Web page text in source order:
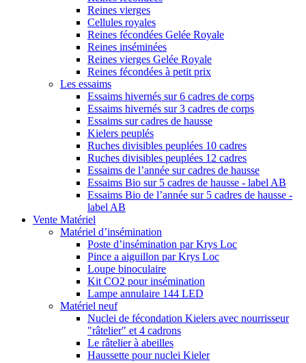
Reines vierges
Cellules royales
Reines fécondées Gelée Royale
Reines inséminées
Reines vierges Gelée Royale
Reines fécondées à petit prix
Les essaims
Essaims hivernés sur 6 cadres de corps
Essaims hivernés sur 3 cadres de corps
Essaims sur cadres de hausse
Kielers peuplés
Ruches divisibles peuplées 10 cadres
Ruches divisibles peuplées 12 cadres
Essaims de l’année sur cadres de hausse
Essaims Bio sur 5 cadres de hausse - label AB
Essaims Bio de l’année sur 5 cadres de hausse -
label AB
Vente Matériel
Matériel d’insémination
Poste d’insémination par Krys Loc
Pince a aiguillon par Krys Loc
Loupe binoculaire
Kit CO2 pour insémination
Lampe annulaire 144 LED
Matériel neuf
Nuclei de fécondation Kielers avec nourrisseur
"râtelier" et 4 cadrons
Le râtelier à abeilles
Haussette pour nuclei Kieler